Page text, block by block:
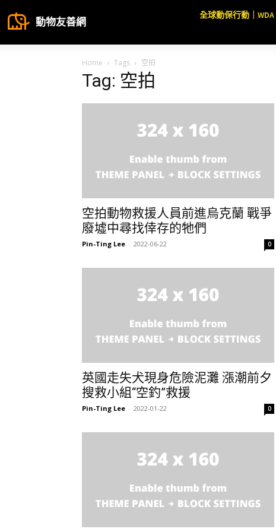
動物友善網
全球動保行動｜WDA
Home Tags 空拍
Tag: 空拍
空拍動物救援人員前進烏克蘭 戰爭
廢墟中尋找倖存的牠們
Pin-Ting Lee - 2022-06-22 0
英國走失犬現身危險泥灘 漲潮前夕
搜救小組“空釣”救援
Pin-Ting Lee - 2022-01-22 0